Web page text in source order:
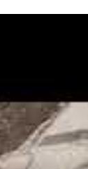
: Ce projet
lutte contre
et